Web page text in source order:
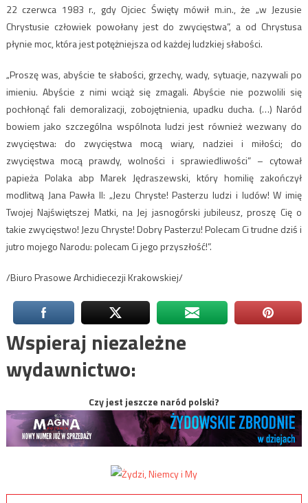
22 czerwca 1983 r., gdy Ojciec Święty mówił m.in., że „w Jezusie
Chrystusie człowiek powołany jest do zwycięstwa”, a od Chrystusa
płynie moc, która jest potężniejsza od każdej ludzkiej słabości.
„Proszę was, abyście te słabości, grzechy, wady, sytuacje, nazywali po
imieniu. Abyście z nimi wciąż się zmagali. Abyście nie pozwolili się
pochłonąć fali demoralizacji, zobojętnienia, upadku ducha. (…) Naród
bowiem jako szczególna wspólnota ludzi jest również wezwany do
zwycięstwa: do zwycięstwa mocą wiary, nadziei i miłości; do
zwycięstwa mocą prawdy, wolności i sprawiedliwości” – cytował
papieża Polaka abp Marek Jędraszewski, który homilię zakończył
modlitwą Jana Pawła II: „Jezu Chryste! Pasterzu ludzi i ludów! W imię
Twojej Najświętszej Matki, na Jej jasnogórski jubileusz, proszę Cię o
takie zwycięstwo! Jezu Chryste! Dobry Pasterzu! Polecam Ci trudne dziś i
jutro mojego Narodu: polecam Ci jego przyszłość!”.
/Biuro Prasowe Archidiecezji Krakowskiej/
Wspieraj niezależne
wydawnictwo:
Czy jest jeszcze naród polski?